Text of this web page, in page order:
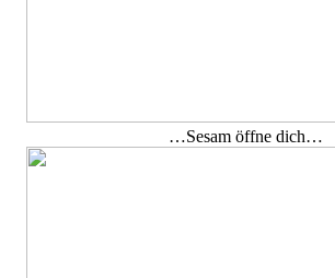
…Sesam öffne dich…